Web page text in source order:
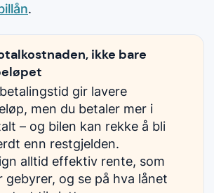
.
ikke bare
gir lavere
men du betaler mer i
– og bilen kan rekke å bli
enn restgjelden.
alltid effektiv rente, som
gebyrer, og se på hva lånet